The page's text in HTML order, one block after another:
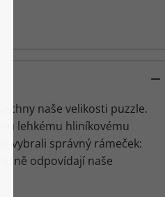
naše velikosti puzzle.
lehkému hliníkovému
vybrali správný rámeček:
odpovídají naše